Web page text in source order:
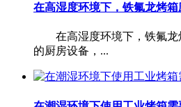
在高湿度环境下，铁氟龙烤箱
在高湿度环境下，铁氟龙
的厨房设备，...